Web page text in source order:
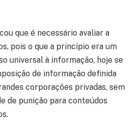
que é necessário avaliar a
pois o que a princípio era um
universal à informação, hoje se
de informação definida
corporações privadas, sem
de punição para conteúdos